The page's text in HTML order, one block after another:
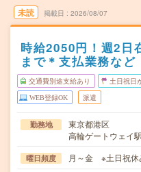
未読 掲載日 2026/08/07
時給2050円！週2日
まで＊支払業務など
交通費別途支給あり 土日祝日
WEB登録OK 派遣
勤務地
東京都港区
高輪ゲートウェイ
曜日頻度 月～金 ※土日祝休